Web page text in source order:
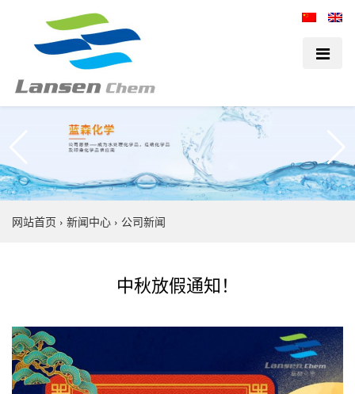
网站首页 › 新闻中心 › 公司新闻
中秋放假通知！